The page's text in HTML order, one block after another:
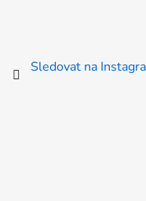
Sledovat na